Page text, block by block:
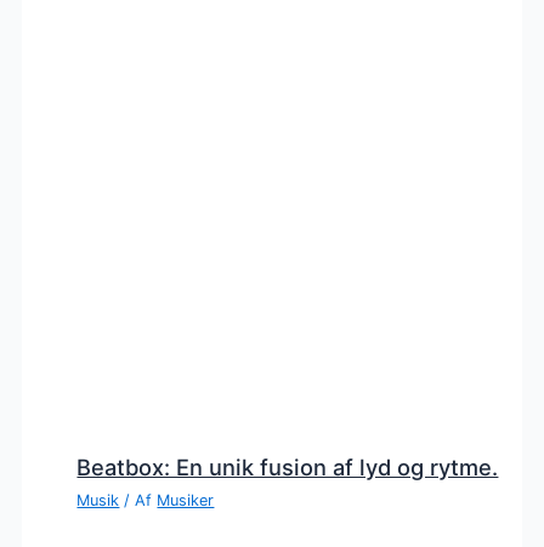
Beatbox: En unik fusion af lyd og rytme.
Musik / Af Musiker